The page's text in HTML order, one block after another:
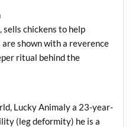
sells chickens to help
shown with a reverence
ritual behind the
Lucky Animaly a 23-year-
(leg deformity) he is a